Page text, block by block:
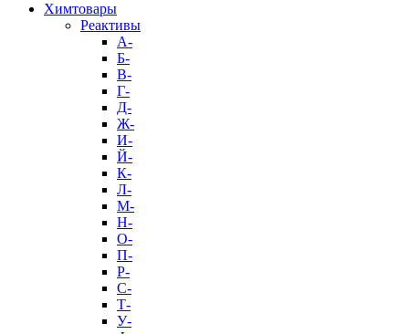
Химтовары
Реактивы
А-
Б-
В-
Г-
Д-
Ж-
И-
Й-
К-
Л-
М-
Н-
О-
П-
Р-
С-
Т-
У-